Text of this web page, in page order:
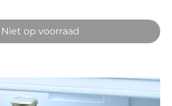
Niet op voorraad